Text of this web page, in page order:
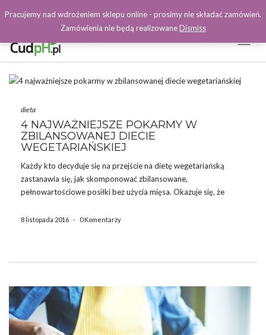
Facebook
dieta
4 NAJWAŻNIEJSZE POKARMY W
ZBILANSOWANEJ DIECIE
WEGETARIAŃSKIEJ
Każdy kto decyduje się na przejście na dietę wegetariańską
zastanawia się, jak skomponować zbilansowane,
pełnowartościowe posiłki bez użycia mięsa. Okazuje się, że
pokarmów. 4 najważniejsze pokarmy w diecie wegetariańskiej 1.
8 listopada 2016 - 0 Komentarzy
Pracujemy nad wdrożeniem sklepu online - prosimy nie składać zamówień.
Zamówienia nie będą realizowaneDismiss